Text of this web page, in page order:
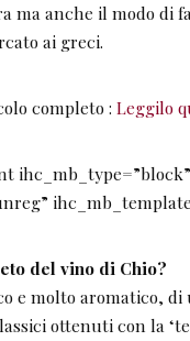
ma anche il modo di
ai greci.
completo : Leggilo
ihc_mb_type=”block”
del vino di Chio?
e molto aromatico, di
ottenuti con la